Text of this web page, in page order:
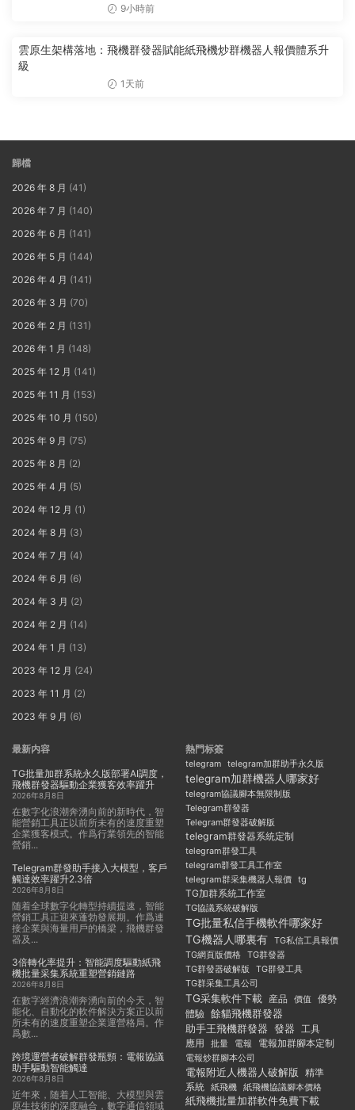
9小時前
雲原生架構落地：飛機群發器賦能紙飛機炒群機器人報價體系升
級
1天前
歸檔
2026 年 8 月 (41)
2026 年 7 月 (140)
2026 年 6 月 (141)
2026 年 5 月 (144)
2026 年 4 月 (141)
2026 年 3 月 (70)
2026 年 2 月 (131)
2026 年 1 月 (148)
2025 年 12 月 (141)
2025 年 11 月 (153)
2025 年 10 月 (150)
2025 年 9 月 (75)
2025 年 8 月 (2)
2025 年 4 月 (5)
2024 年 12 月 (1)
2024 年 8 月 (3)
2024 年 7 月 (4)
2024 年 6 月 (6)
2024 年 3 月 (2)
2024 年 2 月 (14)
2024 年 1 月 (13)
2023 年 12 月 (24)
2023 年 11 月 (2)
2023 年 9 月 (6)
最新内容
TG批量加群系統永久版部署AI調度，
飛機群發器驅動企業獲客效率躍升
2026年8月8日
在數字化浪潮奔湧向前的新時代，智
能營銷工具正以前所未有的速度重塑
企業獲客模式。作爲行業領先的智能
營銷...
Telegram群發助手接入大模型，客戶
觸達效率躍升2.3倍
2026年8月8日
随着全球數字化轉型持續提速，智能
營銷工具正迎來蓬勃發展期。作爲連
接企業與海量用戶的橋梁，飛機群發
器及...
3倍轉化率提升：智能調度驅動紙飛
機批量采集系統重塑營銷鏈路
2026年8月8日
在數字經濟浪潮奔湧向前的今天，智
能化、自動化的軟件解決方案正以前
所未有的速度重塑企業運營格局。作
爲數...
跨境運營者破解群發瓶頸：電報協議
助手驅動智能觸達
2026年8月8日
近年來，随着人工智能、大模型與雲
原生技術的深度融合，數字通信領域
熱門标簽
telegram telegram加群助手永久版
telegram加群機器人哪家好
telegram協議腳本無限制版
Telegram群發器
Telegram群發器破解版
telegram群發器系統定制
telegram群發工具
telegram群發工具工作室
telegram群采集機器人報價 tg
TG加群系統工作室
TG協議系統破解版
TG批量私信手機軟件哪家好
TG機器人哪裏有 TG私信工具報價
TG網頁版價格
TG群發器
TG群發器破解版
TG群發工具
TG群采集工具公司
TG采集軟件下載 産品 價值 優勢
體驗 餘貓飛機群發器
助手王飛機群發器 發器 工具
應用
批量 電報 電報加群腳本定制
電報炒群腳本公司
電報附近人機器人破解版 精準
系統 紙飛機 紙飛機協議腳本價格
紙飛機批量加群軟件免費下載